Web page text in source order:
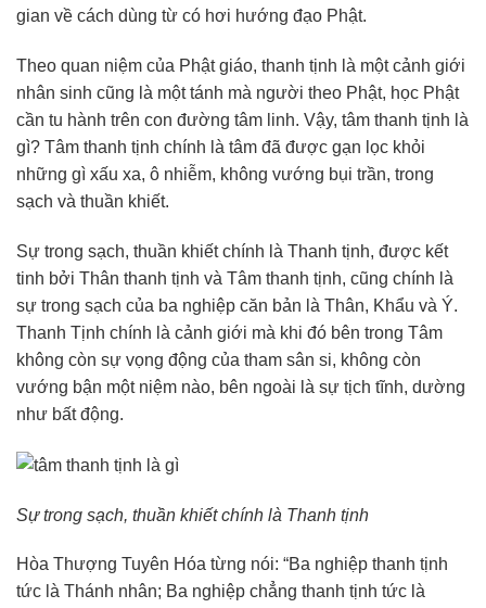
gian về cách dùng từ có hơi hướng đạo Phật.
Theo quan niệm của Phật giáo, thanh tịnh là một cảnh giới
nhân sinh cũng là một tánh mà người theo Phật, học Phật
cần tu hành trên con đường tâm linh. Vậy, tâm thanh tịnh là
gì? Tâm thanh tịnh chính là tâm đã được gạn lọc khỏi
những gì xấu xa, ô nhiễm, không vướng bụi trần, trong
sạch và thuần khiết.
Sự trong sạch, thuần khiết chính là Thanh tịnh, được kết
tinh bởi Thân thanh tịnh và Tâm thanh tịnh, cũng chính là
sự trong sạch của ba nghiệp căn bản là Thân, Khẩu và Ý.
Thanh Tịnh chính là cảnh giới mà khi đó bên trong Tâm
không còn sự vọng động của tham sân si, không còn
vướng bận một niệm nào, bên ngoài là sự tịch tĩnh, dường
như bất động.
Sự trong sạch, thuần khiết chính là Thanh tịnh
Hòa Thượng Tuyên Hóa từng nói: “Ba nghiệp thanh tịnh
tức là Thánh nhân; Ba nghiệp chẳng thanh tịnh tức là